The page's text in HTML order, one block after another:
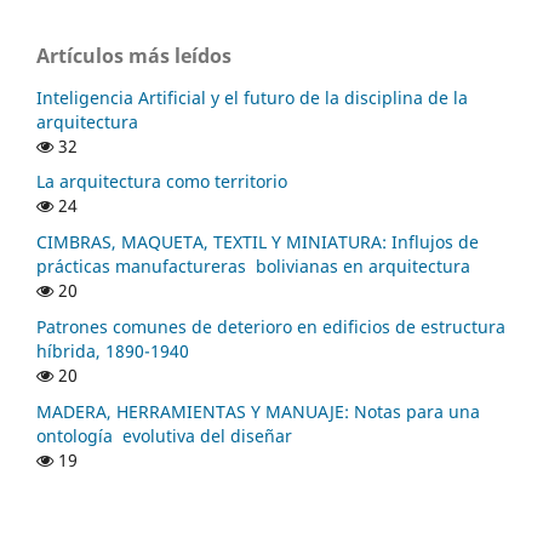
Artículos más leídos
Inteligencia Artificial y el futuro de la disciplina de la
arquitectura
32
La arquitectura como territorio
24
CIMBRAS, MAQUETA, TEXTIL Y MINIATURA: Influjos de
prácticas manufactureras bolivianas en arquitectura
20
Patrones comunes de deterioro en edificios de estructura
híbrida, 1890-1940
20
MADERA, HERRAMIENTAS Y MANUAJE: Notas para una
ontología evolutiva del diseñar
19